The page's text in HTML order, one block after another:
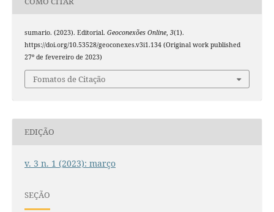
sumario. (2023). Editorial. Geoconexões Online, 3(1).
https://doi.org/10.53528/geoconexes.v3i1.134 (Original work published
27º de fevereiro de 2023)
Fomatos de Citação
EDIÇÃO
v. 3 n. 1 (2023): março
SEÇÃO